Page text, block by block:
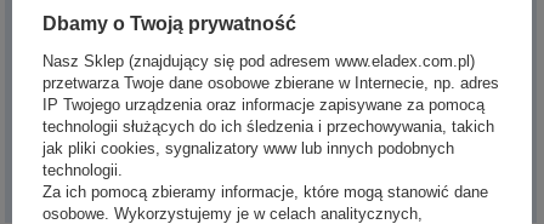
Status zamówienia
Śledzenie przesyłki
Chcę zareklamować towar
Chcę zwrócić towar
Chcę wymienić towar
Dbamy o Twoją prywatność
Nasz Sklep (znajdujący się pod adresem www.eladex.com.pl)
przetwarza Twoje dane osobowe zbierane w Internecie, np. adres
IP Twojego urządzenia oraz informacje zapisywane za pomocą
technologii służących do ich śledzenia i przechowywania, takich
jak pliki cookies, sygnalizatory www lub innych podobnych
technologii.
Za ich pomocą zbieramy informacje, które mogą stanowić dane
osobowe. Wykorzystujemy je w celach analitycznych,